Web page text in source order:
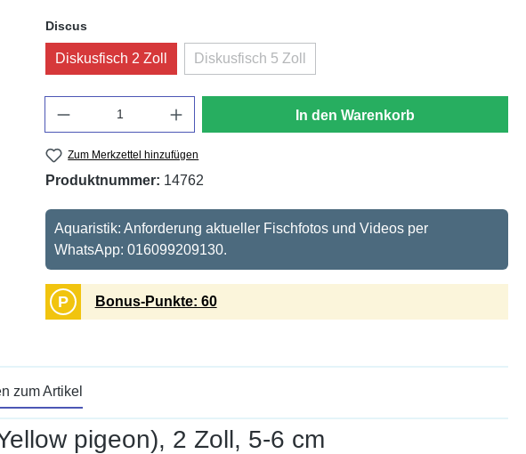
Discusauswählen
Diskusfisch 2 Zoll Diskusfisch 5 Zoll
(Diese Option ist zurzeit nicht verfügbar.)
In den Warenkorb
Zum Merkzettel hinzufügen
Produktnummer: 14762
Aquaristik: Anforderung aktueller Fischfotos und Videos per
WhatsApp: 016099209130.
P Bonus-Punkte: 60
zum Artikel
pigeon), 2 Zoll, 5-6 cm